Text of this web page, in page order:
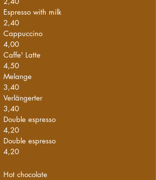
Espresso with milk
2,40
Cappuccino
4,00
Caffe' Latte
4,50
Melange
3,40
Verlängerter
3,40
Double espresso
4,20
Double espresso
4,20
Hot chocolate